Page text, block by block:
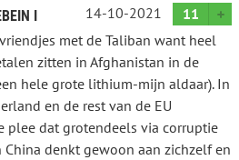
I 14-10-2021
11
met de Taliban want heel
zitten in Afghanistan in de
hele grote lithium-mijn aldaar). In
en de rest van de EU
plee dat grotendeels via corruptie
China denkt gewoon aan zichzelf en